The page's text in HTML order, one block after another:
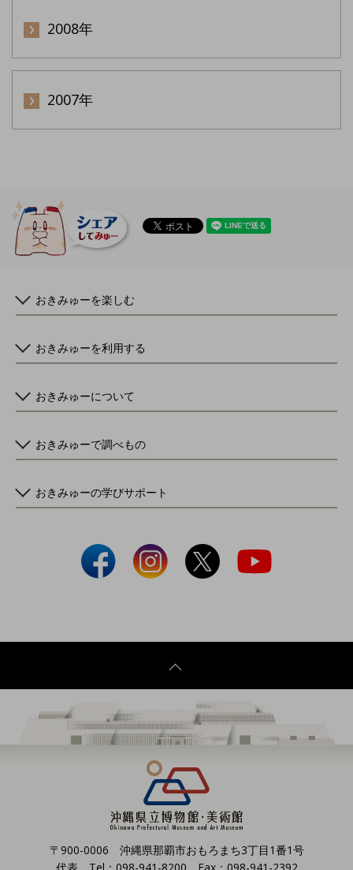
2008年
2007年
おきみゅーを楽しむ
おきみゅーを利用する
おきみゅーについて
おきみゅーで調べもの
おきみゅーの学びサポート
〒900-0006 沖縄県那覇市おもろまち3丁目1番1号